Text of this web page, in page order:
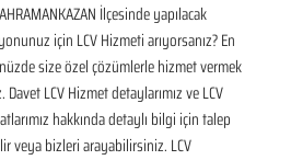
İlçesinde yapılacak
için LCV Hizmeti arıyorsanız? En
size özel çözümlerle hizmet vermek
Davet LCV Hizmet detaylarımız ve LCV
hakkında detaylı bilgi için talep
veya bizleri arayabilirsiniz. LCV